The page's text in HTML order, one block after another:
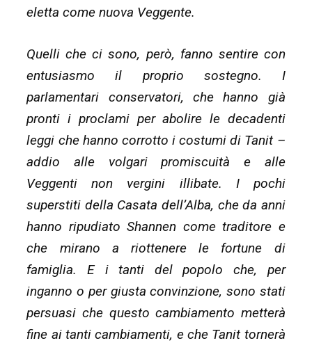
eletta come nuova Veggente.
Quelli che ci sono, però, fanno sentire con
entusiasmo il proprio sostegno. I
parlamentari conservatori, che hanno già
pronti i proclami per abolire le decadenti
leggi che hanno corrotto i costumi di Tanit –
addio alle volgari promiscuità e alle
Veggenti non vergini illibate. I pochi
superstiti della Casata dell’Alba, che da anni
hanno ripudiato Shannen come traditore e
che mirano a riottenere le fortune di
famiglia. E i tanti del popolo che, per
inganno o per giusta convinzione, sono stati
persuasi che questo cambiamento metterà
fine ai tanti cambiamenti, e che Tanit tornerà